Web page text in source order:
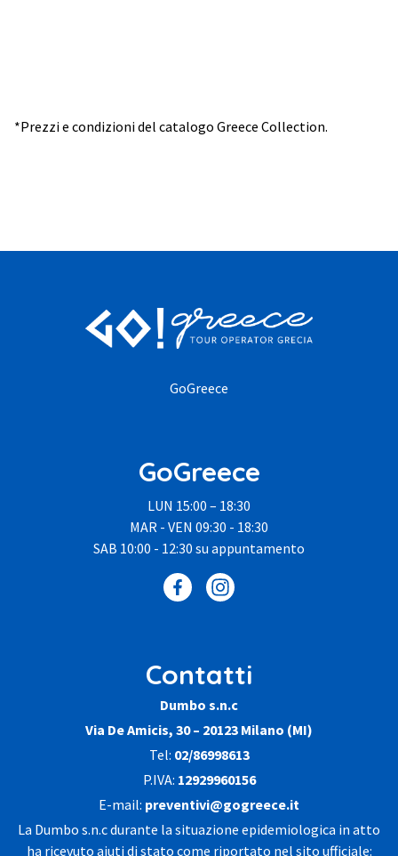
*Prezzi e condizioni del catalogo Greece Collection.
GoGreece
GoGreece
LUN 15:00 – 18:30
MAR - VEN 09:30 - 18:30
SAB 10:00 - 12:30 su appuntamento
Contatti
Dumbo s.n.c
Via De Amicis, 30 – 20123 Milano (MI)
Tel: 02/86998613
P.IVA: 12929960156
E-mail: preventivi@gogreece.it
La Dumbo s.n.cdurante la situazione epidemiologica in atto
ha ricevuto aiuti di stato come riportato nel sito ufficiale: